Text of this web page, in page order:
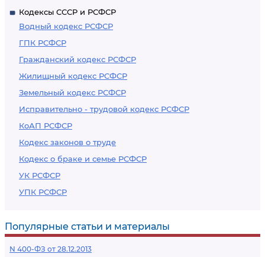
Кодексы СССР и РСФСР
Водный кодекс РСФСР
ГПК РСФСР
Гражданский кодекс РСФСР
Жилищный кодекс РСФСР
Земельный кодекс РСФСР
Исправительно - трудовой кодекс РСФСР
КоАП РСФСР
Кодекс законов о труде
Кодекс о браке и семье РСФСР
УК РСФСР
УПК РСФСР
Популярные статьи и материалы
N 400-ФЗ от 28.12.2013